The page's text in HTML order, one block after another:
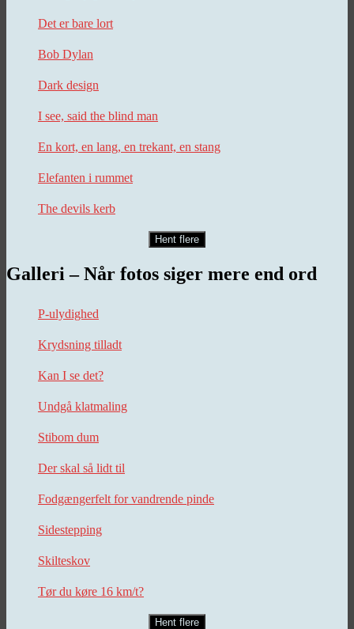
Det er bare lort
Bob Dylan
Dark design
I see, said the blind man
En kort, en lang, en trekant, en stang
Elefanten i rummet
The devils kerb
Hent flere
Galleri – Når fotos siger mere end ord
P-ulydighed
Krydsning tilladt
Kan I se det?
Undgå klatmaling
Stibom dum
Der skal så lidt til
Fodgængerfelt for vandrende pinde
Sidestepping
Skilteskov
Tør du køre 16 km/t?
Hent flere